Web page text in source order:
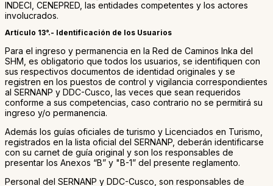
INDECI, CENEPRED, las entidades competentes y los actores
involucrados.
Artículo 13°.- Identificación de los Usuarios
Para el ingreso y permanencia en la Red de Caminos Inka del
SHM, es obligatorio que todos los usuarios, se identifiquen con
sus respectivos documentos de identidad originales y se
registren en los puestos de control y vigilancia correspondientes
al SERNANP y DDC-Cusco, las veces que sean requeridos
conforme a sus competencias, caso contrario no se permitirá su
ingreso y/o permanencia.
Además los guías oficiales de turismo y Licenciados en Turismo,
registrados en la lista oficial del SERNANP, deberán identificarse
con su carnet de guía original y son los responsables de
presentar los Anexos “B” y "B-1” del presente reglamento.
Personal del SERNANP y DDC-Cusco, son responsables de